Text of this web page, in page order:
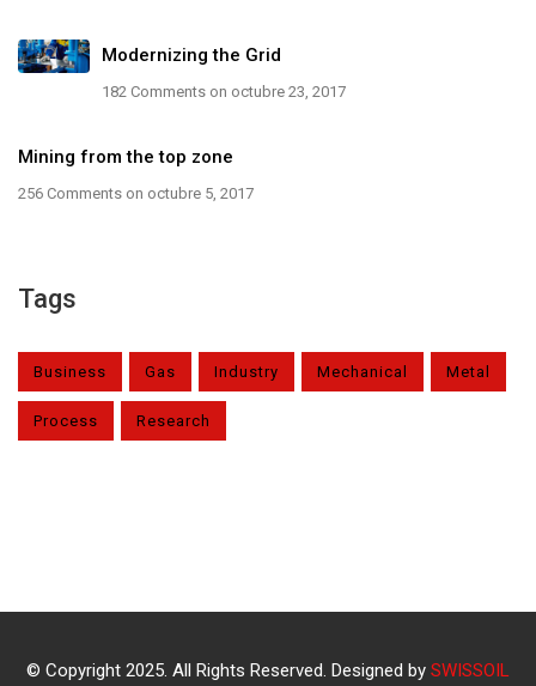
Modernizing the Grid
182 Comments on octubre 23, 2017
Mining from the top zone
256 Comments on octubre 5, 2017
Tags
Business Gas Industry Mechanical Metal
Process Research
© Copyright 2025. All Rights Reserved. Designed by SWISSOIL